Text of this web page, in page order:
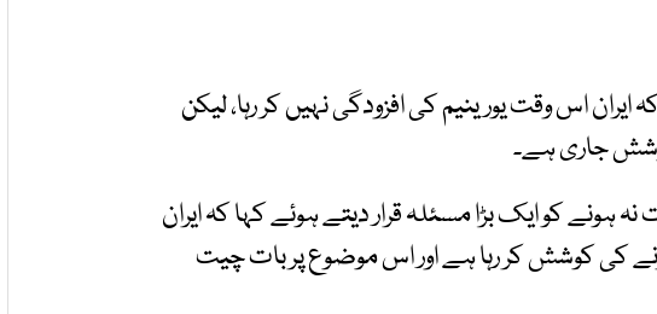
ایران اس وقت یورینیم کی افزودگی نہیں کر رہا، لیکن
جاری ہے۔
ہونے کو ایک بڑا مسئلہ قرار دیتے ہوئے کہا کہ ایران
کی کوشش کر رہا ہے اور اس موضوع پر بات چیت